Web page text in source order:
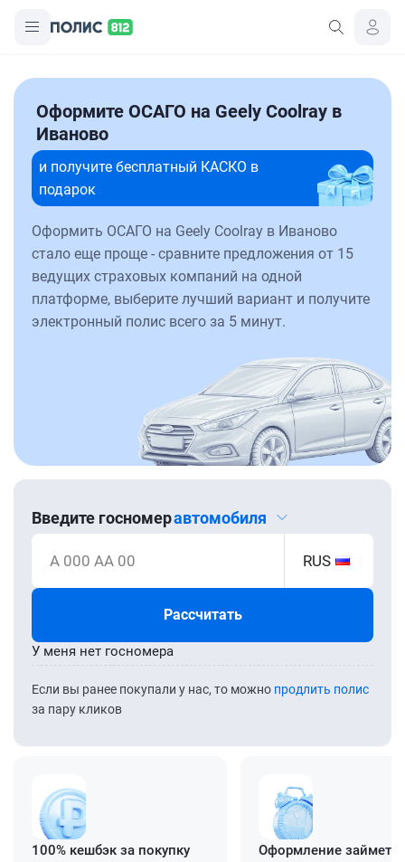
Оформите ОСАГО на Geely Coolray в
Иваново
и получите бесплатный КАСКО в
подарок
Оформить ОСАГО на Geely Coolray в Иваново
стало еще проще - сравните предложения от 15
ведущих страховых компаний на одной
платформе, выберите лучший вариант и получите
электронный полис всего за 5 минут.
Введите госномеравтомобиля
А 000 АА 00 RUS
Рассчитать
Если вы ранее покупали у нас, то можно продлить полис
за пару кликов
У меня нет госномера
100% кешбэк за покупку
Оформление займет